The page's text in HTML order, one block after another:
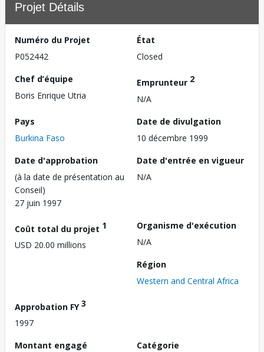
Projet Détails
Numéro du Projet
P052442
État
Closed
Chef d’équipe
Boris Enrique Utria
Emprunteur 2
N/A
Pays
Burkina Faso
Date de divulgation
10 décembre 1999
Date d'approbation
(à la date de présentation au
Conseil)
27 juin 1997
Date d'entrée en vigueur
N/A
Coût total du projet 1
USD 20.00 millions
Organisme d'exécution
N/A
Région
Western and Central Africa
Approbation FY3
1997
Montant engagé
Catégorie